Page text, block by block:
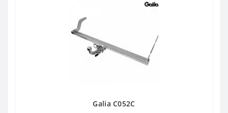
Galia C052C